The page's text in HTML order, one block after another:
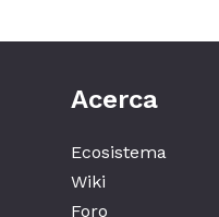
Acerca
Ecosistema
Wiki
Foro